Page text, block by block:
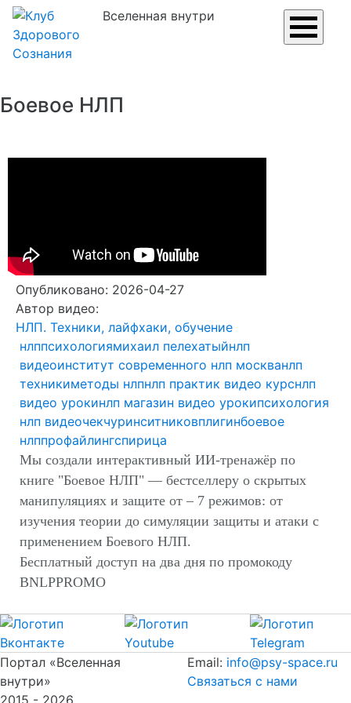
Вселенная внутри
Боевое НЛП
Опубликовано: 2026-04-27
Автор видео:
НЛП. Техники, лайфхаки, обучение
нлппсихологиямихаил пелехатыйнлп
видеоинститут современного нлп москванлп
техникиметоды нлпнлп практик видео курснлп
видео урокинлп магазин видео урокипсихология
нлп видеочекчуринситниковплигинбоевое
нлппрофайлингспирица
Мы создали интерактивный ИИ-тренажёр по
книге "Боевое НЛП" — бестселлеру о скрытых
манипуляциях и защите от – 7 режимов: от
изучения теории до симуляции защиты и атаки с
применением Боевого НЛП.
Бесплатный доступ на два дня по промокоду
BNLPPROMO
Портал «Вселенная
внутри»
2015 - 2026
Email: info@psy-space.ru
Связаться с нами